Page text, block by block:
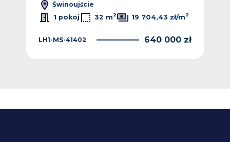
Świnoujście
1 pokoj
32 m2 19 704,43 zł/m2
LH1-MS-41402 640 000 zł